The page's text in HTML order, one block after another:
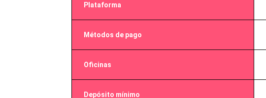
Plataforma
Métodos de pago
Oficinas
Depósito mínimo